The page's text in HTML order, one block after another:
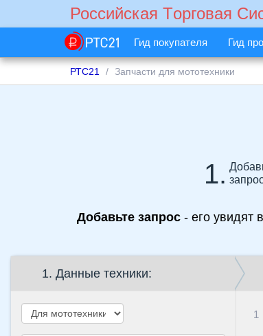
Российская Tорговая
Гид покупателя Гид
РТС21 Запчасти для мототехники
1.
Добавьте запрос - его увидят
1. Данные техники:
1